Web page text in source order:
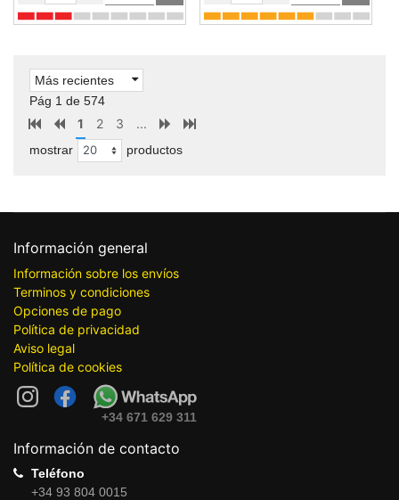
Más recientes
Pág 1 de 574
1 2 3 ...
mostrar productos
Información general
Información sobre los envíos
Terminos y condiciones
Opciones de pago
Política de privacidad
Aviso legal
Política de cookies
+34 671 629 311
Información de contacto
Teléfono
+34 93 804 0015